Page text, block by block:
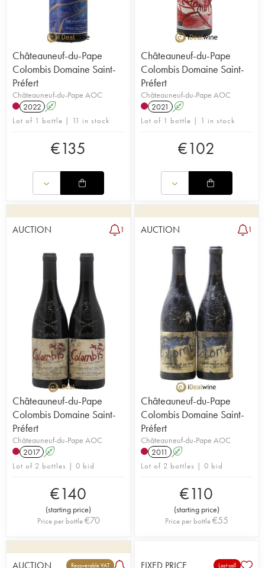
Châteauneuf-du-Pape
Colombis Domaine Saint-
Préfert
Châteauneuf-du-Pape AOC
2022 A
Lot of 1 bottle | 11 in stock
€135
Châteauneuf-du-Pape
Colombis Domaine Saint-
Préfert
Châteauneuf-du-Pape AOC
2021 A
Lot of 1 bottle | 1 in stock
€102
AUCTION 1
Châteauneuf-du-Pape
Colombis Domaine Saint-
Préfert
Châteauneuf-du-Pape AOC
2017 A
Lot of 2 bottles | 0 bid
€140
(starting price)
Price per bottle€70
AUCTION 1
Châteauneuf-du-Pape
Colombis Domaine Saint-
Préfert
Châteauneuf-du-Pape AOC
2011 A
Lot of 2 bottles | 0 bid
€110
(starting price)
Price per bottle€55
AUCTION Recoverable VAT FIXED PRICE Last call